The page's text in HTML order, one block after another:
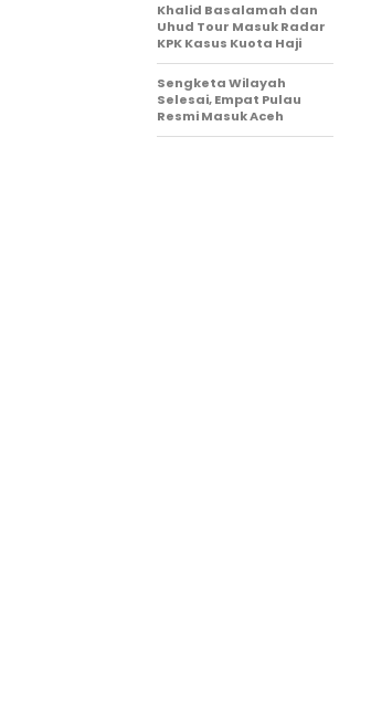
Khalid Basalamah dan
Uhud Tour Masuk Radar
KPK Kasus Kuota Haji
Sengketa Wilayah
Selesai, Empat Pulau
Resmi Masuk Aceh